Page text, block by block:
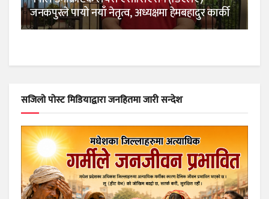
जनकपुरले पायो नयाँ नेतृत्व, अध्यक्षमा हेमबहादुर कार्की
सजिलो पोस्ट मिडियाद्वारा जनहितमा जारी सन्देश